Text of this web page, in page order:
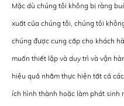
Mặc dù chúng tôi không bị ràng
xuất của chúng tôi, chúng tôi
chúng được cung cấp cho khách
muốn thiết lập và duy trì và vận
hiệu quả nhằm thực hiện tất cả
ích hình thành hoặc làm phát sinh